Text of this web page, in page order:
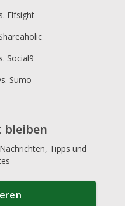
Elfsight
Social9
Sumo
bleiben
Tipps und